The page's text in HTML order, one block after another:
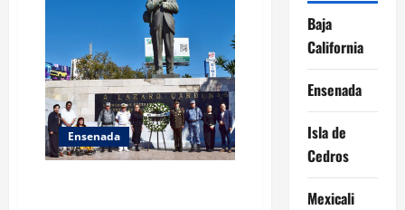
primer
Jueves
Jazz
en
el
Riviera•
Alrededor
de
150
personas
asistieron
al
Ensenada
Baja
California
Ensenada
Isla de
Cedros
Mexicali